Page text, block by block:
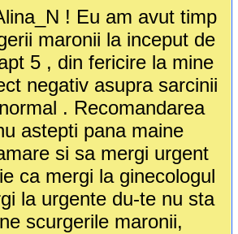
! Eu am avut timp
maronii la inceput de
5 , din fericire la mine
negativ asupra sarcinii
. Recomandarea
astepti pana maine
si sa mergi urgent
ca mergi la ginecologul
la urgente du-te nu sta
scurgerile maronii,